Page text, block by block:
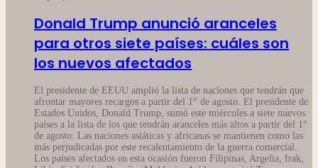
Donald Trump anunció aranceles
para otros siete países: cuáles son
los nuevos afectados
El presidente de EEUU amplió la lista de naciones que tendrán que
afrontar mayores recargos a partir del 1° de agosto. El presidente de
Estados Unidos, Donald Trump, sumó este miércoles a siete nuevos
países a la lista de los que tendrán aranceles más altos a partir del 1°
de agosto. Las naciones asiáticas y africanas se mantienen como las
más perjudicadas por este recalentamiento de la guerra comercial.
Los países afectados en esta ocasión fueron Filipinas, Argelia, Irak,